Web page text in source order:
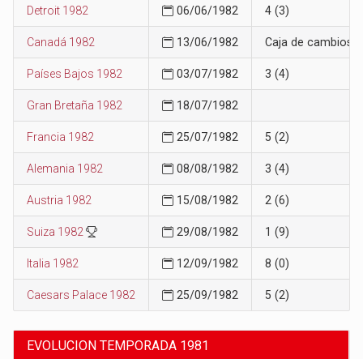
Detroit 1982 06/06/1982 4 (3)
Canadá 1982 13/06/1982 Caja de cambios
Países Bajos 1982 03/07/1982 3 (4)
Gran Bretaña 1982 18/07/1982
Francia 1982 25/07/1982 5 (2)
Alemania 1982 08/08/1982 3 (4)
Austria 1982 15/08/1982 2 (6)
Suiza 1982 29/08/1982 1 (9)
Italia 1982 12/09/1982 8 (0)
Caesars Palace 1982 25/09/1982 5 (2)
EVOLUCION TEMPORADA 1981